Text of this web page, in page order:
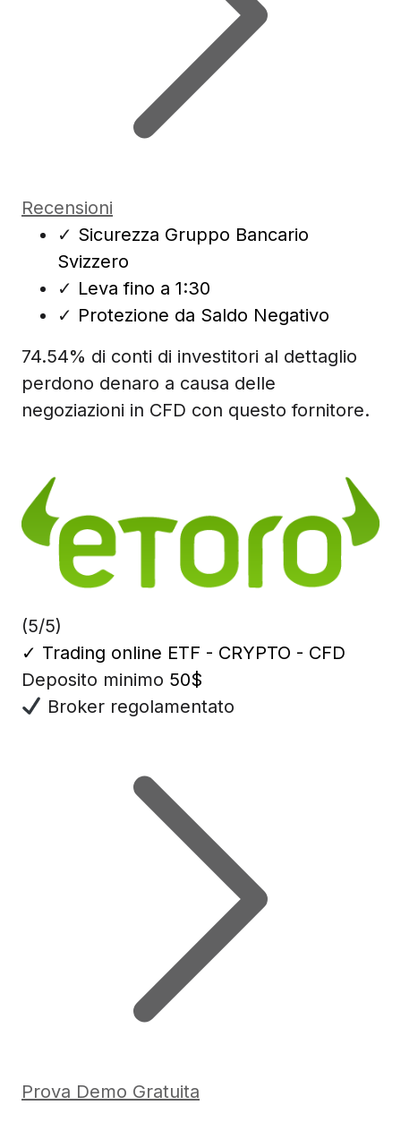
Recensioni
✓ Sicurezza Gruppo Bancario
Svizzero
✓ Leva fino a 1:30
✓ Protezione da Saldo Negativo
74.54% di conti di investitori al dettaglio
perdono denaro a causa delle
negoziazioni in CFD con questo fornitore.
(5/5)
✓ Trading online ETF - CRYPTO - CFD
Deposito minimo 50$
Broker regolamentato
Prova Demo Gratuita